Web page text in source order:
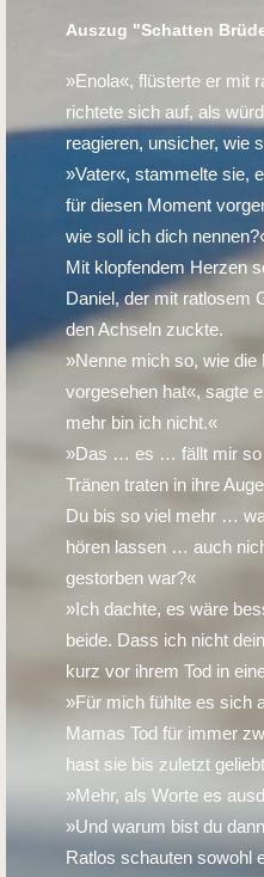
Auszug "Schatten
»Enola«, flüsterte er mit
richtete sich auf, als
reagieren, unsicher, wie
»Vater«, stammelte sie,
für diesen Moment
wie soll ich dich
Mit klopfendem Herzen
Daniel, der mit ratlosem
den Achseln zuckte.
»Nenne mich so, wie die
vorgesehen hat«, sagte
mehr bin ich nicht.«
»Das … es … fällt mir
Tränen traten in ihre
Du bis so viel mehr …
hören lassen … auch
gestorben war?«
»Ich dachte, es wäre
beide. Dass ich nicht
kurz vor ihrem Tod in
»Für mich fühlte es sich
Mamas Tod für immer
hast sie bis zuletzt
»Mehr, als Worte es
»Und warum bist du
Ratlos schauten sowohl